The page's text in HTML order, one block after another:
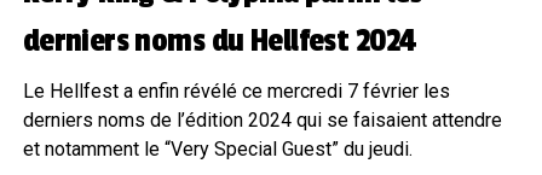
derniers noms du Hellfest 2024
Le Hellfest a enfin révélé ce mercredi 7 février les
derniers noms de l’édition 2024 qui se faisaient attendre
et notamment le “Very Special Guest” du jeudi.